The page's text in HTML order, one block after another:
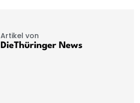
Artikel von
DieThüringer News